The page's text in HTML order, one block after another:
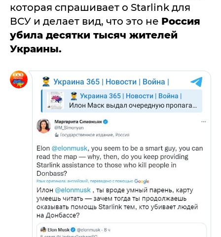
которая спрашивает о Starlink для
ВСУ и делает вид, что это не Россия
убила десятки тысяч жителей
Украины.